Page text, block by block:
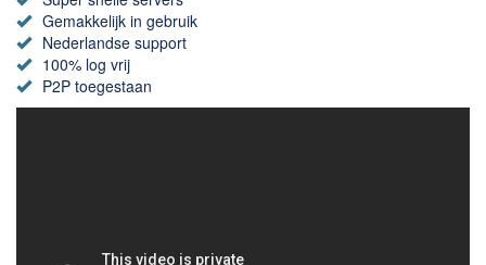
Algemeen
Chatten en bellen
Dating apps
Gemakkelijk in gebruik
Nederlandse support
100% log vrij
P2P toegestaan